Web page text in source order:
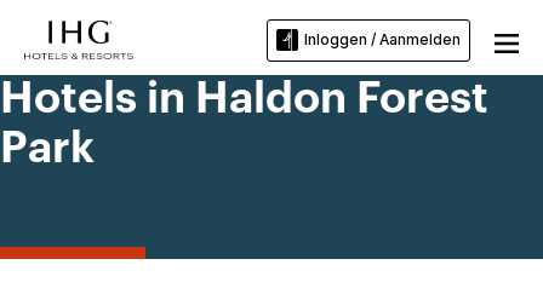
Inloggen / Aanmelden
Hotels in Haldon Forest
Park